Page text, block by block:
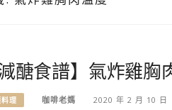
減醣食譜】氣炸雞
理 咖啡老媽 2020 年 2 月 10 日